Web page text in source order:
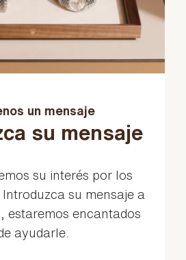
un mensaje
su mensaje
su interés por los
su mensaje a
estaremos encantados
ayudarle.